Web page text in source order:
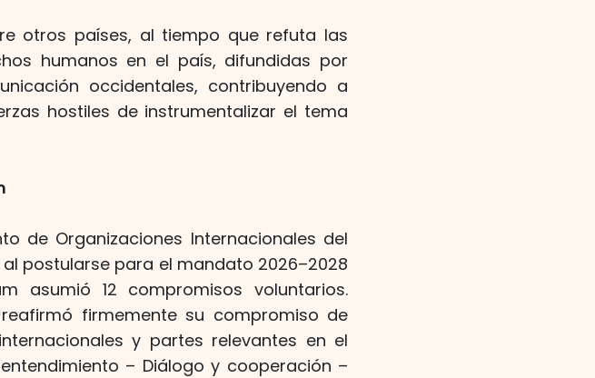
otros países, al tiempo que refuta las
humanos en el país, difundidas por
occidentales, contribuyendo a
hostiles de instrumentalizar el tema
de Organizaciones Internacionales del
postularse para el mandato 2026–2028
asumió 12 compromisos voluntarios.
firmemente su compromiso de
y partes relevantes en el
– Diálogo y cooperación –